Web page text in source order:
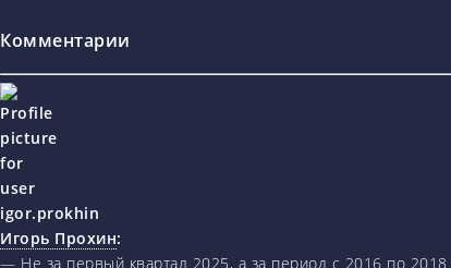
Комментарии
Игорь Прохин:
— Не за первый квартал 2025, а за период с 2016 по